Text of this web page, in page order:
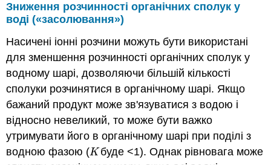
Зниження розчинності органічних сполук у
воді («засолювання»)
Насичені іонні розчини можуть бути використані
для зменшення розчинності органічних сполук у
водному шарі, дозволяючи більшій кількості
сполуки розчинятися в органічному шарі. Якщо
бажаний продукт може зв'язуватися з водою і
відносно невеликий, то може бути важко
утримувати його в органічному шарі при поділі з
водною фазою (K
K буде <1). Однак рівновага може